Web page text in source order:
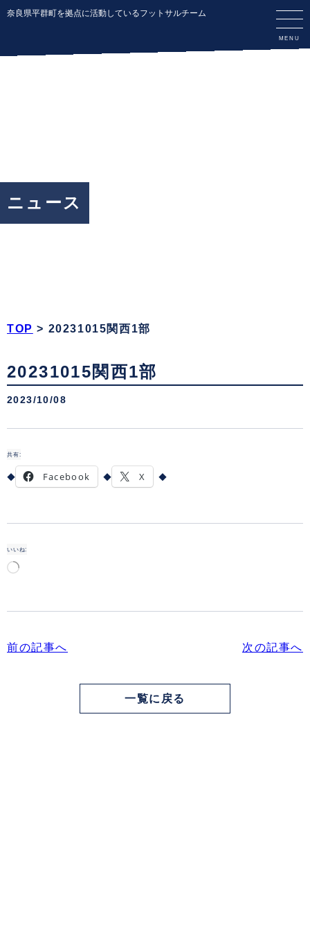
奈良県平群町を拠点に活動しているフットサルチーム
ニュース
TOP > 20231015関西1部
20231015関西1部
2023/10/08
共有:
Facebook X
いいね:
読
中…
前の記事へ 次の記事へ
一覧に戻る